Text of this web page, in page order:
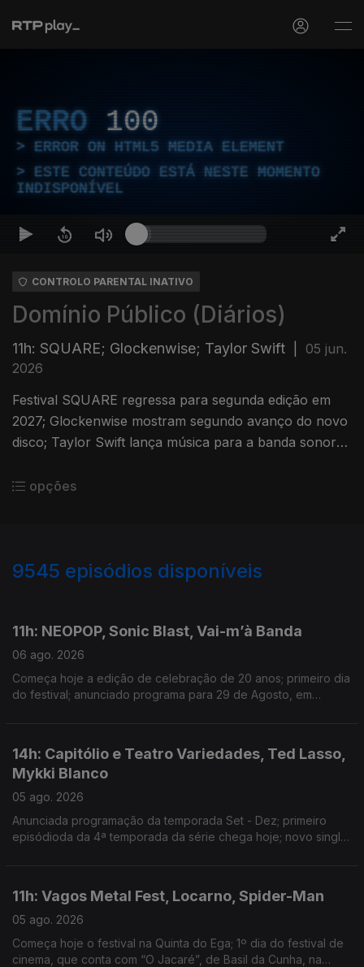
ERRO 100
ERROR ON HTML5 MEDIA ELEMENT
ESTE CONTEÚDO ESTÁ NESTE MOMENTO
INDISPONÍVEL
CONTROLO PARENTAL INATIVO
Domínio Público (Diários)
11h: SQUARE; Glockenwise; Taylor Swift
05 jun.
2026
Festival SQUARE regressa para segunda edição em
2027; Glockenwise mostram segundo avanço do novo
disco; Taylor Swift lança música para a banda sonora
opções
9545 episódios disponíveis
11h: NEOPOP, Sonic Blast, Vai-m’à Banda
06 ago. 2026
Começa hoje a edição de celebração de 20 anos; primeiro dia
do festival; anunciado programa para 29 de Agosto, em
14h: Capitólio e Teatro Variedades, Ted Lasso,
Mykki Blanco
05 ago. 2026
Anunciada programação da temporada Set - Dez; primeiro
episódioda da 4ª temporada da série chega hoje; novo single:
11h: Vagos Metal Fest, Locarno, Spider-Man
05 ago. 2026
Começa hoje o festival na Quinta do Ega; 1º dia do festival de
cinema, que conta com “O Jacaré”, de Basil da Cunha, na